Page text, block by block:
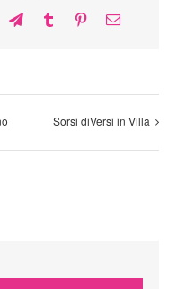
TelegramTumblr PinterestEmail
Sorsi diVersi in Villa